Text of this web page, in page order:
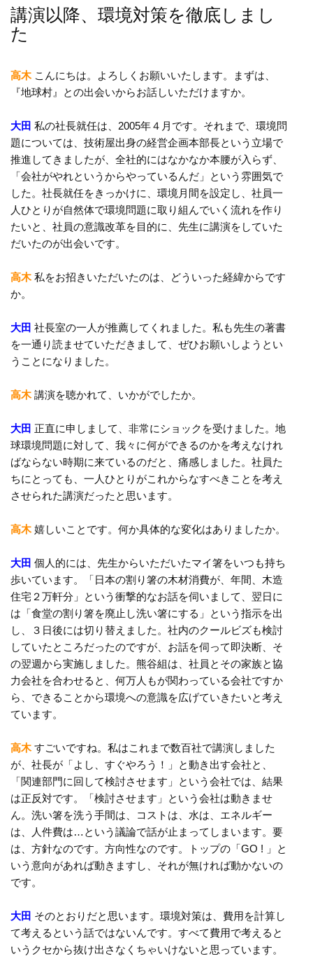
講演以降、環境対策を徹底しまし
た
高木こんにちは。よろしくお願いいたします。まずは、
『地球村』との出会いからお話しいただけますか。
大田 私の社長就任は、2005年４月です。それまで、環境問
題については、技術屋出身の経営企画本部長という立場で
推進してきましたが、全社的にはなかなか本腰が入らず、
「会社がやれというからやっているんだ」という雰囲気で
した。社長就任をきっかけに、環境月間を設定し、社員一
人ひとりが自然体で環境問題に取り組んでいく流れを作り
たいと、社員の意識改革を目的に、先生に講演をしていた
だいたのが出会いです。
高木私をお招きいただいたのは、どういった経緯からです
か。
大田 社長室の一人が推薦してくれました。私も先生の著書
を一通り読ませていただきまして、ぜひお願いしようとい
うことになりました。
高木講演を聴かれて、いかがでしたか。
大田 正直に申しまして、非常にショックを受けました。地
球環境問題に対して、我々に何ができるのかを考えなけれ
ばならない時期に来ているのだと、痛感しました。社員た
ちにとっても、一人ひとりがこれからなすべきことを考え
させられた講演だったと思います。
高木嬉しいことです。何か具体的な変化はありましたか。
大田 個人的には、先生からいただいたマイ箸をいつも持ち
歩いています。「日本の割り箸の木材消費が、年間、木造
住宅２万軒分」という衝撃的なお話を伺いまして、翌日に
は「食堂の割り箸を廃止し洗い箸にする」という指示を出
し、３日後には切り替えました。社内のクールビズも検討
していたところだったのですが、お話を伺って即決断、そ
の翌週から実施しました。熊谷組は、社員とその家族と協
力会社を合わせると、何万人もが関わっている会社ですか
ら、できることから環境への意識を広げていきたいと考え
ています。
高木すごいですね。私はこれまで数百社で講演しました
が、社長が「よし、すぐやろう！」と動き出す会社と、
「関連部門に回して検討させます」という会社では、結果
は正反対です。「検討させます」という会社は動きませ
ん。洗い箸を洗う手間は、コストは、水は、エネルギー
は、人件費は…という議論で話が止まってしまいます。要
は、方針なのです。方向性なのです。トップの「GO ! 」と
いう意向があれば動きますし、それが無ければ動かないの
です。
大田 そのとおりだと思います。環境対策は、費用を計算し
て考えるという話ではないんです。すべて費用で考えると
いうクセから抜け出さなくちゃいけないと思っています。